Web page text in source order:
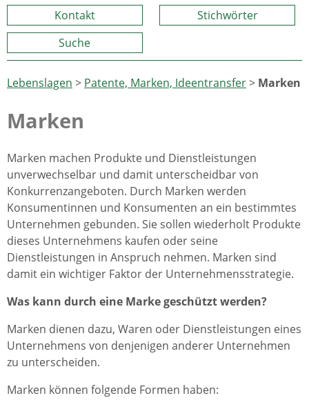
Kontakt
Stichwörter
Suche
Lebenslagen > Patente, Marken, Ideentransfer> Marken
Marken
Marken machen Produkte und Dienstleistungen
unverwechselbar und damit unterscheidbar von
Konkurrenzangeboten. Durch Marken werden
Konsumentinnen und Konsumenten an ein bestimmtes
Unternehmen gebunden. Sie sollen wiederholt Produkte
dieses Unternehmens kaufen oder seine
Dienstleistungen in Anspruch nehmen. Marken sind
damit ein wichtiger Faktor der Unternehmensstrategie.
Was kann durch eine Marke geschützt werden?
Marken dienen dazu, Waren oder Dienstleistungen eines
Unternehmens von denjenigen anderer Unternehmen
zu unterscheiden.
Marken können folgende Formen haben: